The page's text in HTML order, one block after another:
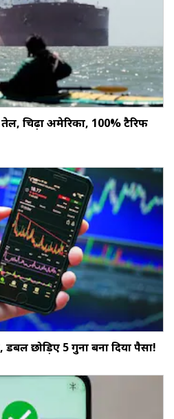
चिढ़ा अमेरिका, 100% टैरिफ
डबल छोड़‍िए 5 गुना बना दिया पैसा!